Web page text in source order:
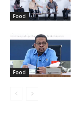
Food
Food